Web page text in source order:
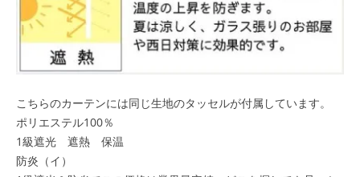
こちらのカーテンには同じ生地のタッセルが付属しています。
ポリエステル100％
1級遮光 遮熱 保温
防炎（イ）